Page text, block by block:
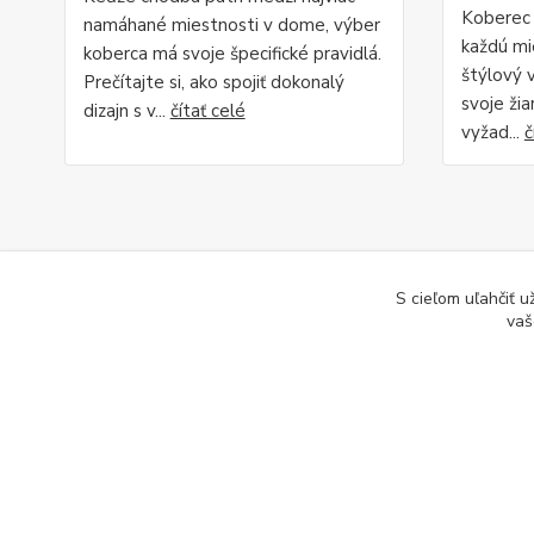
namáhané miestnosti v dome, výber
koberca má svoje špecifické pravidlá.
Prečítajte si, ako spojiť dokonalý
dizajn s v... čítať celé
každú
štýlový
svoje
vyžad...
S cieľom uľahčiť